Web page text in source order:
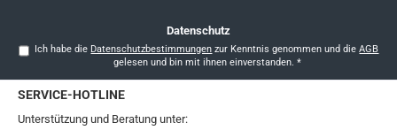
Datenschutz
Ich habe die Datenschutzbestimmungen zur Kenntnis genommen und dieAGB
gelesen und bin mit ihnen einverstanden. *
SERVICE-HOTLINE
Unterstützung und Beratung unter: